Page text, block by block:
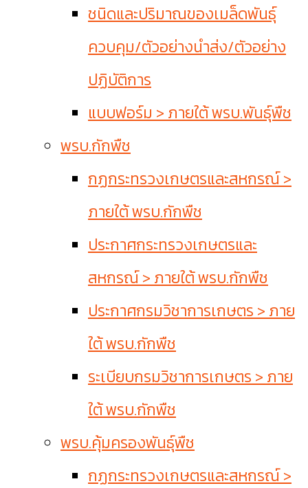
ชนิดและปริมาณของเมล็ดพันธุ์
ควบคุม/ตัวอย่างนำส่ง/ตัวอย่าง
ปฏิบัติการ
แบบฟอร์ม > ภายใต้ พรบ.พันธุ์พืช
พรบ.กักพืช
กฏกระทรวงเกษตรและสหกรณ์ >
ภายใต้ พรบ.กักพืช
ประกาศกระทรวงเกษตรและ
สหกรณ์ > ภายใต้ พรบ.กักพืช
ประกาศกรมวิชาการเกษตร > ภาย
ใต้ พรบ.กักพืช
ระเบียบกรมวิชาการเกษตร > ภาย
ใต้ พรบ.กักพืช
พรบ.คุ้มครองพันธุ์พืช
กฏกระทรวงเกษตรและสหกรณ์ >